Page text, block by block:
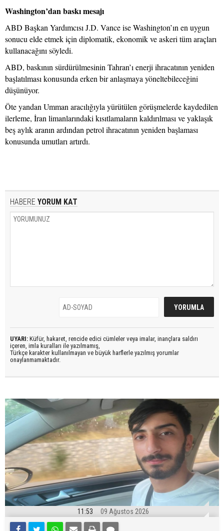
Washington’dan baskı mesajı
ABD Başkan Yardımcısı J.D. Vance ise Washington’ın en uygun
sonucu elde etmek için diplomatik, ekonomik ve askeri tüm araçları
kullanacağını söyledi.
ABD, baskının sürdürülmesinin Tahran’ı enerji ihracatının yeniden
başlatılması konusunda erken bir anlaşmaya yöneltebileceğini
düşünüyor.
Öte yandan Umman aracılığıyla yürütülen görüşmelerde kaydedilen
ilerleme, İran limanlarındaki kısıtlamaların kaldırılması ve yaklaşık
beş aylık aranın ardından petrol ihracatının yeniden başlaması
konusunda umutları artırdı.
HABERE YORUM KAT
UYARI: Küfür, hakaret, rencide edici cümleler veya imalar, inançlara saldırı
içeren, imla kuralları ile yazılmamış,
Türkçe karakter kullanılmayan ve büyük harflerle yazılmış yorumlar
onaylanmamaktadır.
11:53 09 Ağustos 2026